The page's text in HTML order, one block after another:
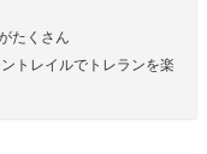
たくさん
トレイルでトレランを楽